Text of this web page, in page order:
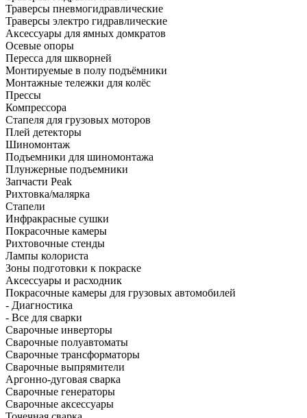
Траверсы пневмогидравлические
Траверсы электро гидравлические
Аксессуары для ямных домкратов
Осевые опоры
Пересса для шкворней
Монтируемые в полу подъёмники
Монтажные тележки для колёс
Прессы
Компрессора
Стапеля для грузовых моторов
Плей детекторы
Шиномонтаж
Подъемники для шиномонтажа
Плунжерные подъемники
Запчасти Peak
Рихтовка/малярка
Стапели
Инфракрасные сушки
Покрасочные камеры
Рихтовочные стенды
Лампы колориста
Зоны подготовки к покраске
Аксессуары и расходник
Покрасочные камеры для грузовых автомобилей
- Диагностика
- Все для сварки
Сварочные инверторы
Сварочные полуавтоматы
Сварочные трансформаторы
Сварочные выпрямители
Аргонно-дуговая сварка
Сварочные генераторы
Сварочные аксессуары